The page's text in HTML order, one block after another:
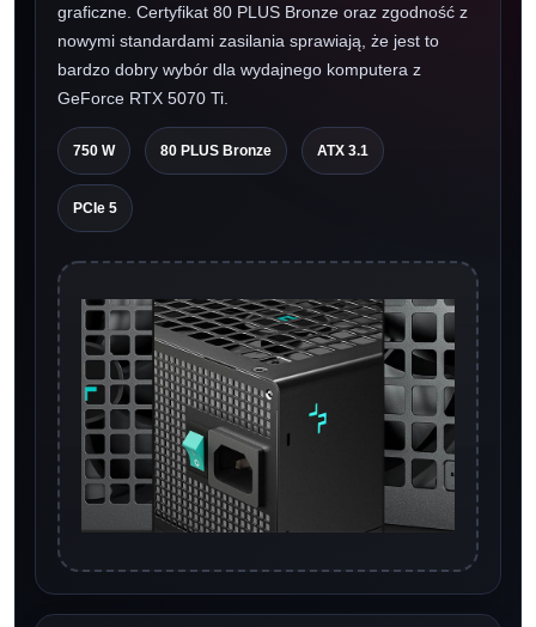
graficzne. Certyfikat 80 PLUS Bronze oraz zgodność z
nowymi standardami zasilania sprawiają, że jest to
bardzo dobry wybór dla wydajnego komputera z
GeForce RTX 5070 Ti.
750 W 80 PLUS Bronze ATX 3.1
PCIe 5